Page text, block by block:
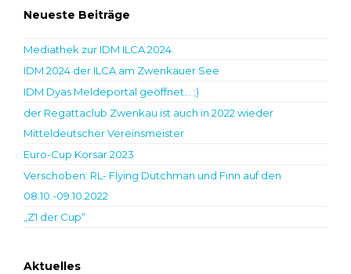
Neueste Beiträge
Mediathek zur IDM ILCA 2024
IDM 2024 der ILCA am Zwenkauer See
IDM Dyas Meldeportal geöffnet… ;)
der Regattaclub Zwenkau ist auch in 2022 wieder
Mitteldeutscher Vereinsmeister
Euro-Cup Korsar 2023
Verschoben: RL- Flying Dutchman und Finn auf den
08.10.-09.10.2022
„Z1 der Cup“
Aktuelles